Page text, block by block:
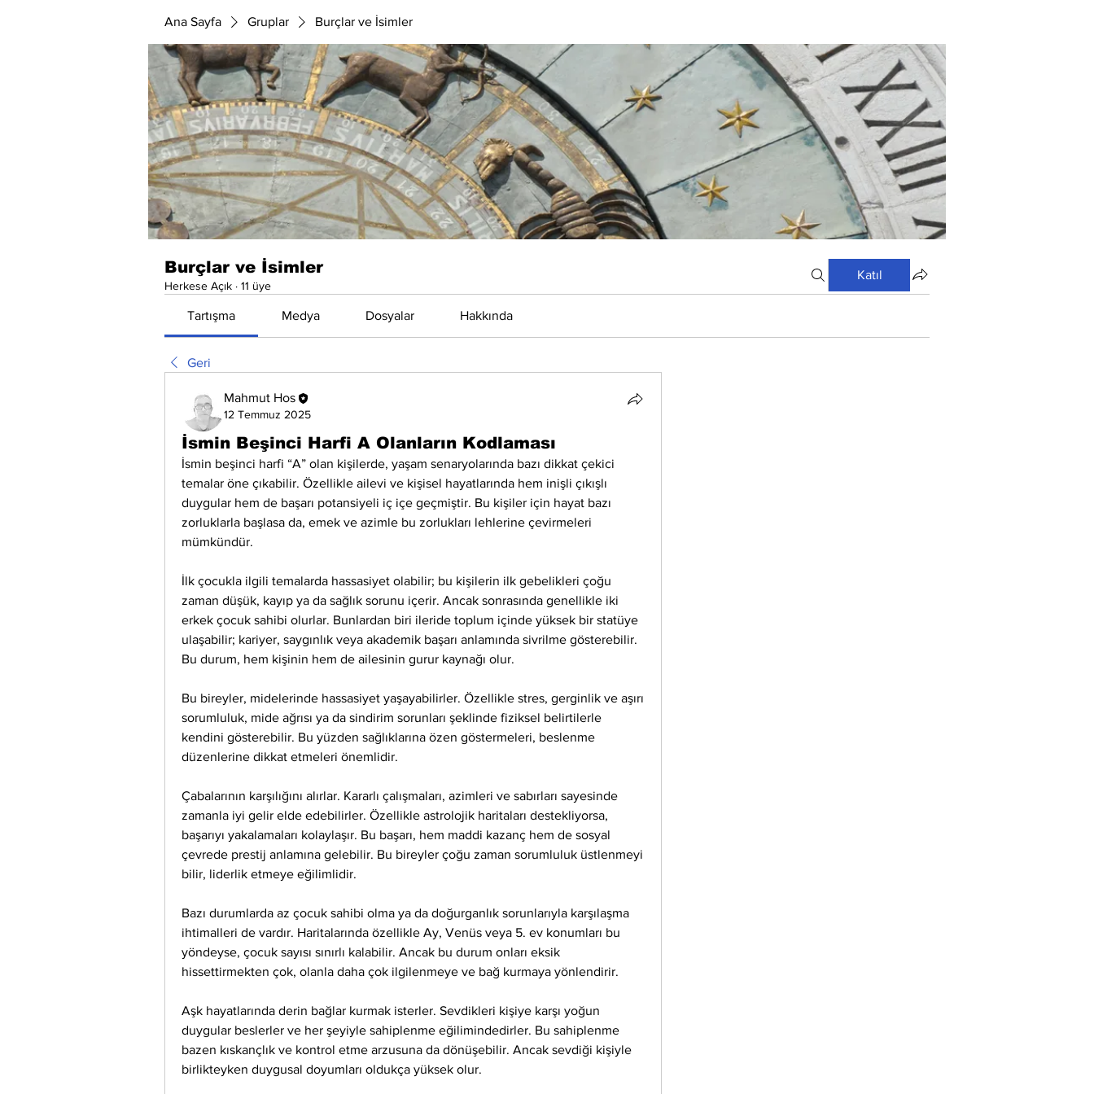
Ana Sayfa Gruplar Burçlar ve İsimler
Burçlar ve İsimler
Herkese Açık · 11 üye
Katıl
Tartışma Medya Dosyalar Hakkında
Geri
Mahmut Hos
12 Temmuz 2025
İsmin Beşinci Harfi A Olanların Kodlaması
İsmin beşinci harfi “A” olan kişilerde, yaşam senaryolarında bazı dikkat çekici
temalar öne çıkabilir. Özellikle ailevi ve kişisel hayatlarında hem inişli çıkışlı
duygular hem de başarı potansiyeli iç içe geçmiştir. Bu kişiler için hayat bazı
zorluklarla başlasa da, emek ve azimle bu zorlukları lehlerine çevirmeleri
mümkündür.
İlk çocukla ilgili temalarda hassasiyet olabilir; bu kişilerin ilk gebelikleri çoğu
zaman düşük, kayıp ya da sağlık sorunu içerir. Ancak sonrasında genellikle iki
erkek çocuk sahibi olurlar. Bunlardan biri ileride toplum içinde yüksek bir statüye
ulaşabilir; kariyer, saygınlık veya akademik başarı anlamında sivrilme gösterebilir.
Bu durum, hem kişinin hem de ailesinin gurur kaynağı olur.
Bu bireyler, midelerinde hassasiyet yaşayabilirler. Özellikle stres, gerginlik ve aşırı
sorumluluk, mide ağrısı ya da sindirim sorunları şeklinde fiziksel belirtilerle
kendini gösterebilir. Bu yüzden sağlıklarına özen göstermeleri, beslenme
düzenlerine dikkat etmeleri önemlidir.
Çabalarının karşılığını alırlar. Kararlı çalışmaları, azimleri ve sabırları sayesinde
zamanla iyi gelir elde edebilirler. Özellikle astrolojik haritaları destekliyorsa,
başarıyı yakalamaları kolaylaşır. Bu başarı, hem maddi kazanç hem de sosyal
çevrede prestij anlamına gelebilir. Bu bireyler çoğu zaman sorumluluk üstlenmeyi
bilir, liderlik etmeye eğilimlidir.
Bazı durumlarda az çocuk sahibi olma ya da doğurganlık sorunlarıyla karşılaşma
ihtimalleri de vardır. Haritalarında özellikle Ay, Venüs veya 5. ev konumları bu
yöndeyse, çocuk sayısı sınırlı kalabilir. Ancak bu durum onları eksik
hissettirmekten çok, olanla daha çok ilgilenmeye ve bağ kurmaya yönlendirir.
Aşk hayatlarında derin bağlar kurmak isterler. Sevdikleri kişiye karşı yoğun
duygular beslerler ve her şeyiyle sahiplenme eğilimindedirler. Bu sahiplenme
bazen kıskançlık ve kontrol etme arzusuna da dönüşebilir. Ancak sevdiği kişiyle
birlikteyken duygusal doyumları oldukça yüksek olur.